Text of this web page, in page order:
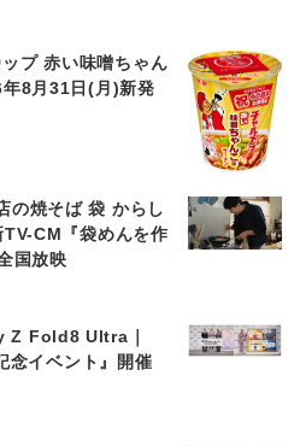
ップ 赤い味噌ちゃん
8月31日(月)新発
の焼そば 袋 からし
CM『袋めんを作
国放映
Z Fold8 Ultra｜
イベント』開催